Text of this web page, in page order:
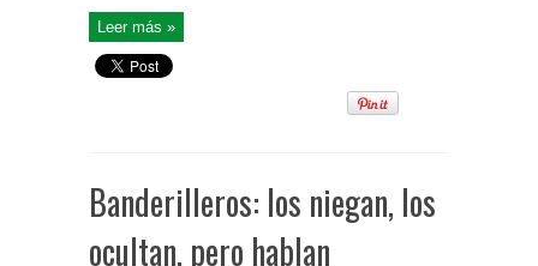
Leer más »
Banderilleros: los niegan, los
ocultan, pero hablan